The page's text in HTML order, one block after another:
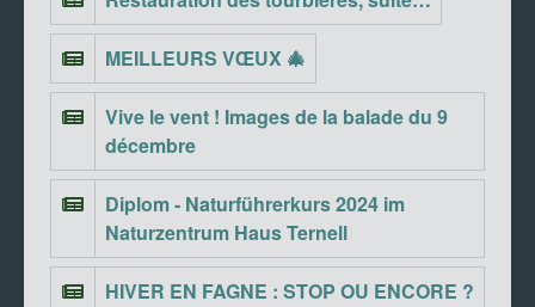
MEILLEURS VŒUX 🎄
Vive le vent ! Images de la balade du 9
décembre
Diplom - Naturführerkurs 2024 im
Naturzentrum Haus Ternell
HIVER EN FAGNE : STOP OU ENCORE ?